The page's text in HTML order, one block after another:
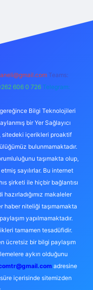
m elexbet
Teams:
606 0 726 Telegram:
Bilgi Teknolojileri
bir Yer Sağlayıcı
sitedeki içerikleri proaktif
bulunmamaktadır.
taşımakta olup,
sayılırlar. Bu internet
şirketi ile hiçbir bağlantısı
makaleler
haber niteliği taşımamakta
yapılmamaktadır.
tamamen tesadüfidir.
ücretsiz bir bilgi paylaşım
aykırı olduğunu
adresine
içerisinde sitemizden